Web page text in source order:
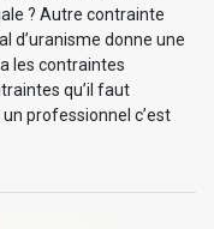
? Autre contrainte
d’uranisme donne une
les contraintes
qu’il faut
professionnel c’est